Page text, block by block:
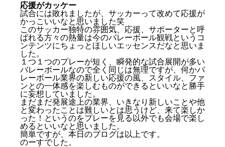
応援がカッケー
試合には敗れましたが、サッカーって改めて応援が
かっこいいなと思いました笑
このサッカー独特の雰囲気、応援、サポーターと呼
ばれる方々の熱量は今のバレーボール観戦というコ
ンテンツにちょっとほしいエッセンスだなと思いま
した。
１つ１つのプレーが短く、瞬発的な試合展開が多い
バレーボールなので全く同じは無理ですが、何かバ
レーボール業界の新しい応援の風、スタイル、ファ
ンとの一体感を楽しむものができるといいなと勝手
に妄想していました。
まだまだ発展途上の業界、いきなり新しいことや他
と変わったことは難しいとは思うけど、来て楽しか
った！というのをプレーを見る以外でも会場で楽し
めるといいなと思いました。
簡単ですが、本日のブログは以上です。
のーすでした。
初めてのパルセイロ観戦！！
ファンの方のユニ率が高い！
応援から生まれるグッズなど
応援がカッケー